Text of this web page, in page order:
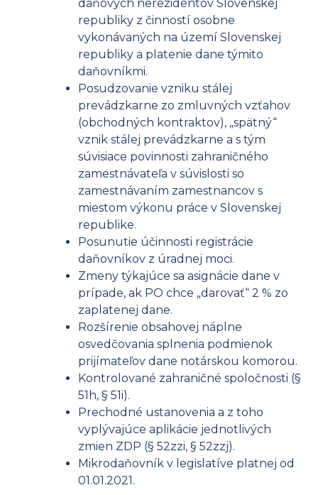
daňových nerezidentov Slovenskej
republiky z činností osobne
vykonávaných na území Slovenskej
republiky a platenie dane týmito
daňovníkmi.
Posudzovanie vzniku stálej
prevádzkarne zo zmluvných vzťahov
(obchodných kontraktov), „spätný“
vznik stálej prevádzkarne a s tým
súvisiace povinnosti zahraničného
zamestnávateľa v súvislosti so
zamestnávaním zamestnancov s
miestom výkonu práce v Slovenskej
republike.
Posunutie účinnosti registrácie
daňovníkov z úradnej moci.
Zmeny týkajúce sa asignácie dane v
prípade, ak PO chce „darovať“ 2 % zo
zaplatenej dane.
Rozšírenie obsahovej náplne
osvedčovania splnenia podmienok
prijímateľov dane notárskou komorou.
Kontrolované zahraničné spoločnosti (§
51h, § 51i).
Prechodné ustanovenia a z toho
vyplývajúce aplikácie jednotlivých
zmien ZDP (§ 52zzi, § 52zzj).
Mikrodaňovník v legislatíve platnej od
01.01.2021.